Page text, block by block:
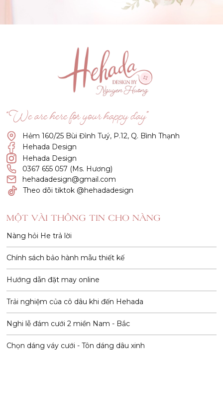
(Click vào đây để He và Nàng có 1 cuộc hẹn nà)
“We are here for your happy day”
Hẻm 160/25 Bùi Đình Tuý, P.12, Q. Bình Thạnh
Hehada Design
Hehada Design
0367 655 057 (Ms. Hương)
hehadadesign@gmail.com
Theo dõi tiktok @hehadadesign
MỘT VÀI THÔNG TIN CHO NÀNG
Nàng hỏi He trả lời
Chính sách bảo hành mẫu thiết kế
Hướng dẫn đặt may online
Trải nghiệm của cô dâu khi đến Hehada
Nghi lễ đám cưới 2 miền Nam - Bắc
Chọn dáng váy cưới - Tôn dáng dâu xinh